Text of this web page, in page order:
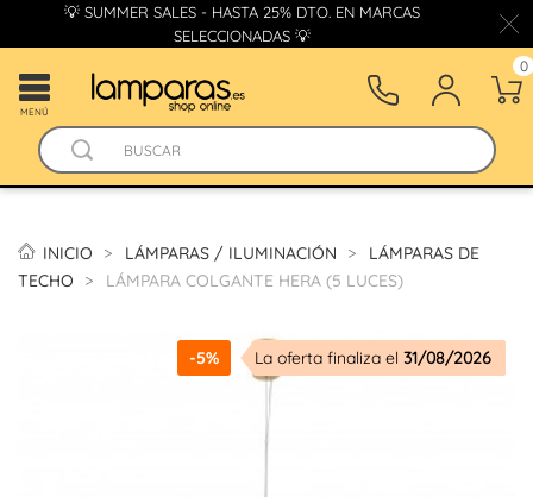
💡 SUMMER SALES - HASTA 25% DTO. EN MARCAS
SELECCIONADAS 💡
MENÚ
0
INICIO LÁMPARAS / ILUMINACIÓN
LÁMPARAS DE
TECHO
LÁMPARA COLGANTE HERA (5 LUCES)
-5% La oferta finaliza el 31/08/2026